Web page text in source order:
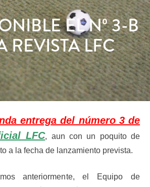
EL Nº 3-B
REVISTA LFC
entrega del número 3 de
LFC, aun con un poquito de
a la fecha de lanzamiento prevista.
anteriormente, el Equipo de